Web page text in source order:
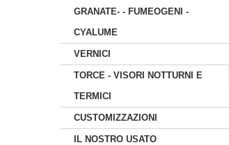
GRANATE- - FUMEOGENI -
CYALUME
VERNICI
TORCE - VISORI NOTTURNI E
TERMICI
CUSTOMIZZAZIONI
IL NOSTRO USATO